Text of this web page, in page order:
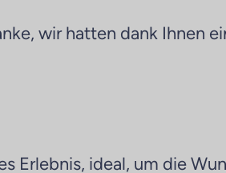
wir hatten dank Ihnen
Erlebnis, ideal, um die